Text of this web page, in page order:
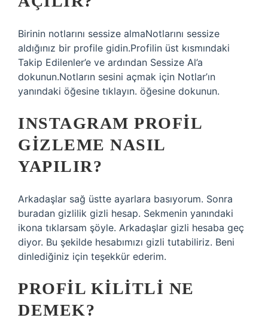
Birinin notlarını sessize almaNotlarını sessize
aldığınız bir profile gidin.Profilin üst kısmındaki
Takip Edilenler’e ve ardından Sessize Al’a
dokunun.Notların sesini açmak için Notlar’ın
yanındaki öğesine tıklayın. öğesine dokunun.
INSTAGRAM PROFIL
GIZLEME NASIL
YAPILIR?
Arkadaşlar sağ üstte ayarlara basıyorum. Sonra
buradan gizlilik gizli hesap. Sekmenin yanındaki
ikona tıklarsam şöyle. Arkadaşlar gizli hesaba geç
diyor. Bu şekilde hesabımızı gizli tutabiliriz. Beni
dinlediğiniz için teşekkür ederim.
PROFIL KILITLI NE
DEMEK?